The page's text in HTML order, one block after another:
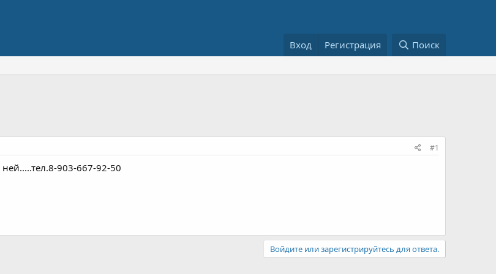
Вход Регистрация Поиск
#1
903-667-92-50
Войдите или зарегистрируйтесь для ответа.